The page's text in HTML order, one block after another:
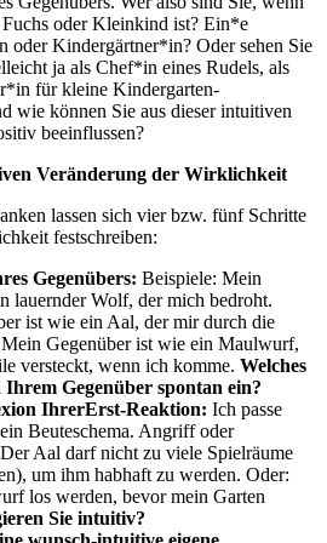
oder Kleinkind ist? Ein*e
Kindergärtner*in? Oder sehen Sie
ja als Chef*in eines Rudels, als
für kleine Kindergarten-
wie können Sie aus dieser intuitiven
beeinflussen?
Veränderung der Wirklichkeit
lassen sich vier bzw. fünf Schritte
festschreiben:
Gegenübers: Beispiele: Mein
lauernder Wolf, der mich bedroht.
ist wie ein Aal, der mir durch die
Gegenüber ist wie ein Maulwurf,
versteckt, wenn ich komme. Welches
Gegenüber spontan ein?
IhrerErst-Reaktion: Ich passe
Beuteschema. Angriff oder
Aal darf nicht zu viele Spielräume
um ihm habhaft zu werden. Oder:
los werden, bevor mein Garten
Sie intuitiv?